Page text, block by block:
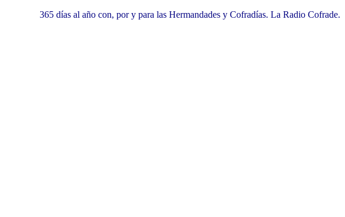
365 días al año con, por y para las Hermandades y Cofradías. La Radio Cofrade.